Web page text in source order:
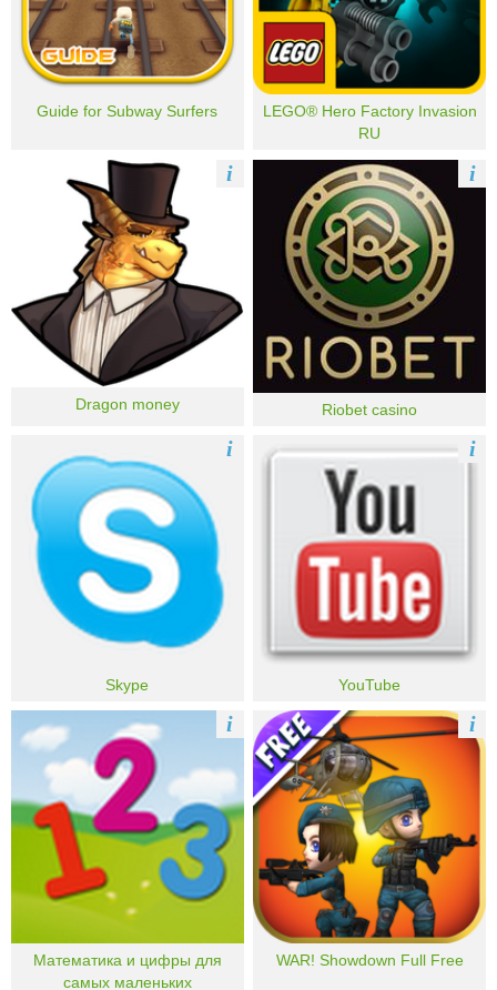
Guide for Subway Surfers
LEGO® Hero Factory Invasion
RU
Dragon money
i
Riobet casino
i
Skype
i
YouTube
i
Математика и цифры для
самых маленьких
i
WAR! Showdown Full Free
i